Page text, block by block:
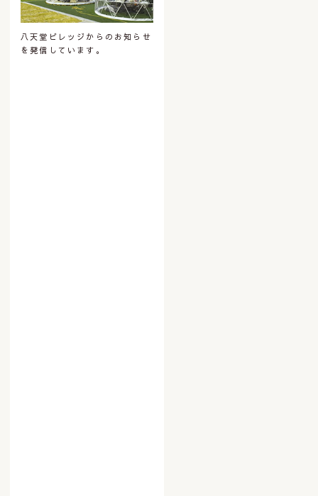
八天堂ビレッジからのお知らせ
を発信しています。